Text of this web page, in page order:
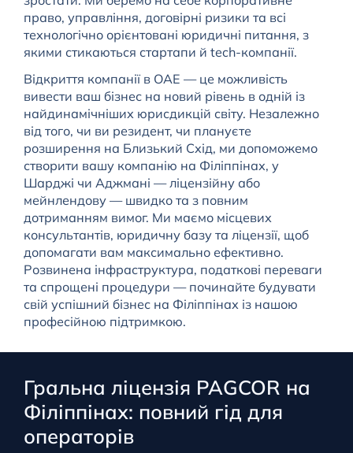
право, управління, договірні ризики та всі
технологічно орієнтовані юридичні питання, з
якими стикаються стартапи й tech-компанії.
Відкриття компанії в ОАЕ — це можливість
вивести ваш бізнес на новий рівень в одній із
найдинамічніших юрисдикцій світу. Незалежно
від того, чи ви резидент, чи плануєте
розширення на Близький Схід, ми допоможемо
створити вашу компанію на Філіппінах, у
Шарджі чи Аджмані — ліцензійну або
мейнлендову — швидко та з повним
дотриманням вимог. Ми маємо місцевих
консультантів, юридичну базу та ліцензії, щоб
допомагати вам максимально ефективно.
Розвинена інфраструктура, податкові переваги
та спрощені процедури — починайте будувати
свій успішний бізнес на Філіппінах із нашою
професійною підтримкою.
Гральна ліцензія PAGCOR на
Філіппінах: повний гід для
операторів